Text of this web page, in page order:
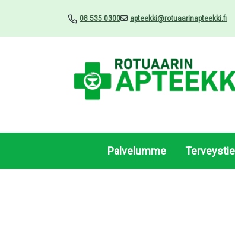
08 535 0300 apteekki@rotuaarinapteekki.fi
Palvelumme